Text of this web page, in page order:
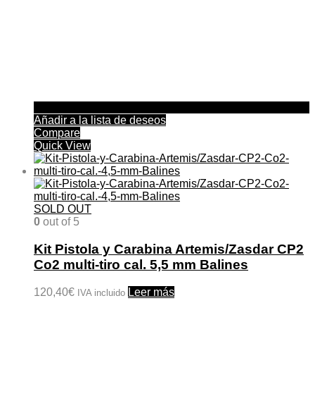
Añadir a la lista de deseos
Compare
Quick View
SOLD OUT
0 out of 5
Kit Pistola y Carabina Artemis/Zasdar CP2
Co2 multi-tiro cal. 5,5 mm Balines
120,40€ IVA incluido Leer más